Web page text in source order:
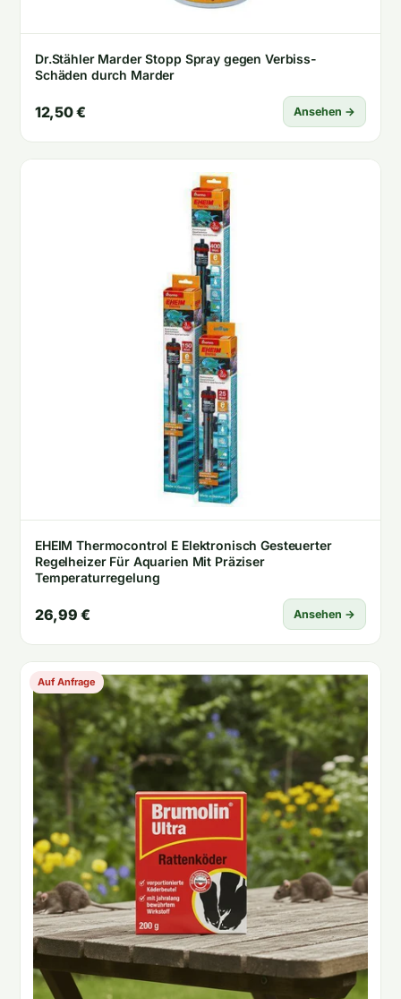
Dr.Stähler Marder Stopp Spray gegen Verbiss-
Schäden durch Marder
12,50 € Ansehen →
EHEIM Thermocontrol E Elektronisch Gesteuerter
Regelheizer Für Aquarien Mit Präziser
Temperaturregelung
26,99 € Ansehen →
Auf Anfrage